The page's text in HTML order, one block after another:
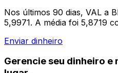
Nos últimos 90 dias, VAL a
5,9971. A média foi 5,8719
Enviar dinheiro
Gerencie seu dinheiro e